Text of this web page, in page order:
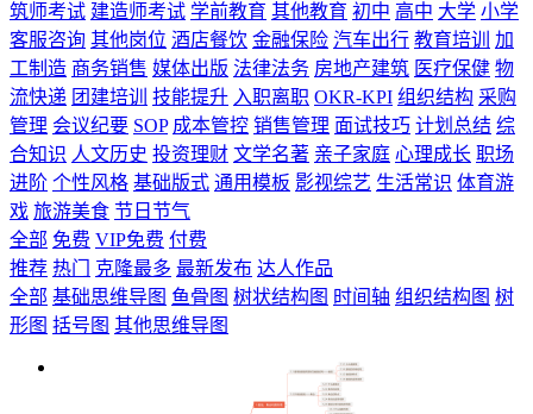
筑师考试 建造师考试 学前教育 其他教育 初中 高中 大学 小学
客服咨询 其他岗位 酒店餐饮 金融保险 汽车出行 教育培训
加
工制造 商务销售 媒体出版 法律法务 房地产建筑 医疗保健 物
流快递 团建培训 技能提升 入职离职 OKR-KPI 组织结构 采购
管理 会议纪要 SOP 成本管控 销售管理 面试技巧 计划总结 综
合知识 人文历史 投资理财 文学名著 亲子家庭 心理成长 职场
进阶 个性风格 基础版式 通用模板 影视综艺 生活常识 体育游
戏 旅游美食 节日节气
全部 免费 VIP免费 付费
推荐 热门 克隆最多 最新发布 达人作品
全部 基础思维导图 鱼骨图 树状结构图 时间轴 组织结构图 树
形图 括号图 其他思维导图